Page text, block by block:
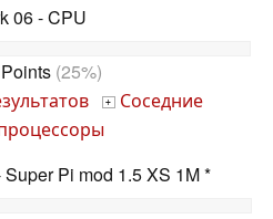
06 - CPU
(25%)
+ Соседние
Super Pi mod 1.5 XS 1M *